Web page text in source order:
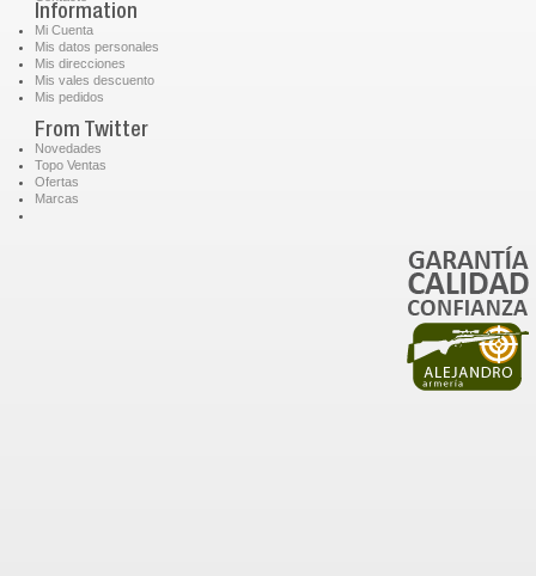
Information
Mi Cuenta
Mis datos personales
Mis direcciones
Mis vales descuento
Mis pedidos
From Twitter
Novedades
Topo Ventas
Ofertas
Marcas